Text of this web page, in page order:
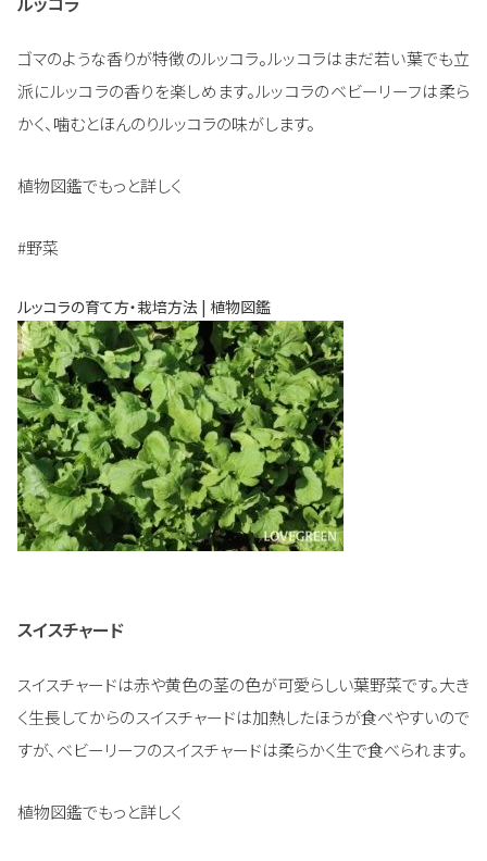
ゴマのような香りが特徴のルッコラ。ルッコラはまだ若い葉でも立
派にルッコラの香りを楽しめます。ルッコラのベビーリーフは柔ら
かく、噛むとほんのりルッコラの味がします。
植物図鑑でもっと詳しく
#野菜
ルッコラの育て方・栽培方法 | 植物図鑑
スイスチャード
スイスチャードは赤や黄色の茎の色が可愛らしい葉野菜です。大き
く生長してからのスイスチャードは加熱したほうが食べやすいので
すが、ベビーリーフのスイスチャードは柔らかく生で食べられます。
植物図鑑でもっと詳しく